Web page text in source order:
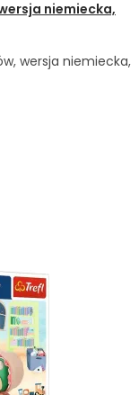
niemiecka,
wersja niemiecka,